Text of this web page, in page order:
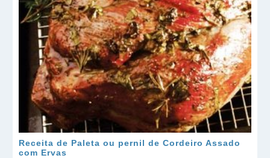
Receita de Paleta ou pernil de Cordeiro Assado
com Ervas